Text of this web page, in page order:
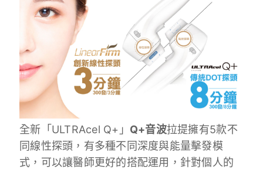
全新「ULTRAcel Q+」 Q+音波拉提擁有5款不
同線性探頭，有多種不同深度與能量擊發模
式，可以讓醫師更好的搭配運用，針對個人的